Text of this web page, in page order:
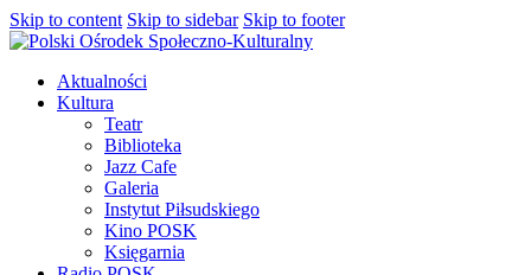
Skip to content Skip to sidebar Skip to footer
Aktualności
Kultura
Teatr
Biblioteka
Jazz Cafe
Galeria
Instytut Piłsudskiego
Kino POSK
Księgarnia